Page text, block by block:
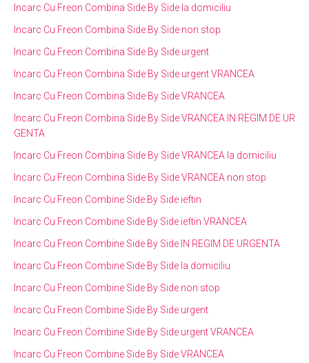
Incarc Cu Freon Combina Side By Side la domiciliu
Incarc Cu Freon Combina Side By Side non stop
Incarc Cu Freon Combina Side By Side urgent
Incarc Cu Freon Combina Side By Side urgent VRANCEA
Incarc Cu Freon Combina Side By Side VRANCEA
Incarc Cu Freon Combina Side By Side VRANCEA IN REGIM DE UR
GENTA
Incarc Cu Freon Combina Side By Side VRANCEA la domiciliu
Incarc Cu Freon Combina Side By Side VRANCEA non stop
Incarc Cu Freon Combine Side By Side ieftin
Incarc Cu Freon Combine Side By Side ieftin VRANCEA
Incarc Cu Freon Combine Side By Side IN REGIM DE URGENTA
Incarc Cu Freon Combine Side By Side la domiciliu
Incarc Cu Freon Combine Side By Side non stop
Incarc Cu Freon Combine Side By Side urgent
Incarc Cu Freon Combine Side By Side urgent VRANCEA
Incarc Cu Freon Combine Side By Side VRANCEA